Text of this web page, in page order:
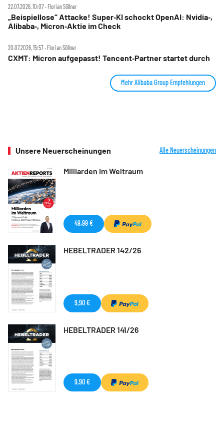
22.07.2026, 10:07 ‧ Florian Söllner
„Beispiellose“ Attacke! Super‑KI schockt OpenAI: Nvidia‑,
Alibaba‑, Micron‑Aktie im Check
20.07.2026, 15:57 ‧ Florian Söllner
CXMT: Micron aufgepasst! Tencent‑Partner startet durch
Mehr Alibaba Group Empfehlungen
Unsere Neuerscheinungen Alle Neuerscheinungen
Milliarden im Weltraum
49,99 €
HEBELTRADER 142/26
9,90 €
HEBELTRADER 141/26
9,90 €